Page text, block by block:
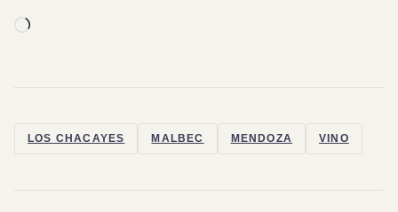
Cargando...
LOS CHACAYES MALBEC MENDOZA VINO